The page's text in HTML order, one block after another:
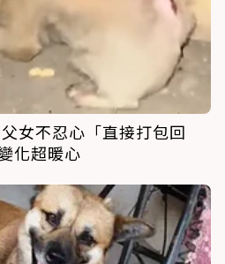
女不忍心「直接打包回
化超暖心